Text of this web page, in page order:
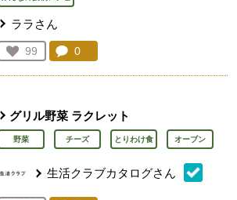
ララさん
お気に入り登録：
99
人が登録
コメント：
0
グリル野菜 ラクレット
野菜 チーズ とりわけ食 オーブン
生活クラブカタログさん